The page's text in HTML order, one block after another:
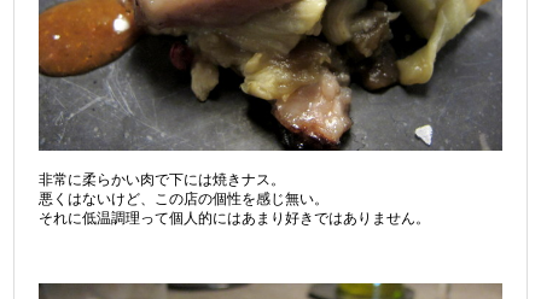
非常に柔らかい肉で下には焼きナス。
悪くはないけど、この店の個性を感じ無い。
それに低温調理って個人的にはあまり好きではありません。